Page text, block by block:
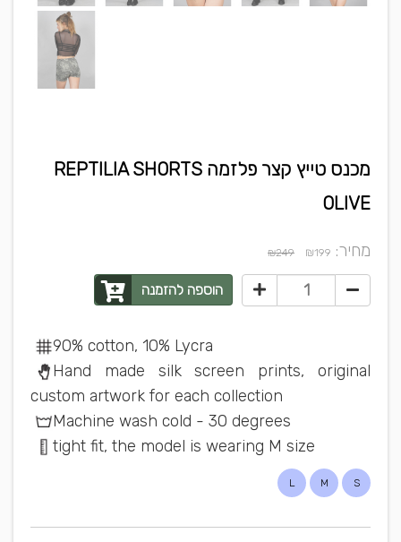
מכנס טייץ קצר פלזמה REPTILIA SHORTS
OLIVE
מחיר: ₪199
₪249
הוספה להזמנה
90% cotton, 10% Lycra
Hand made silk screen prints, original
custom artwork for each collection
Machine wash cold - 30 degrees
tight fit, the model is wearing M size
S
M
L